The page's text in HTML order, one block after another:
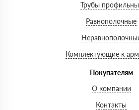
Трубы
Равнополочные
Комплектующие к
Покупателям
О компании
Контакты